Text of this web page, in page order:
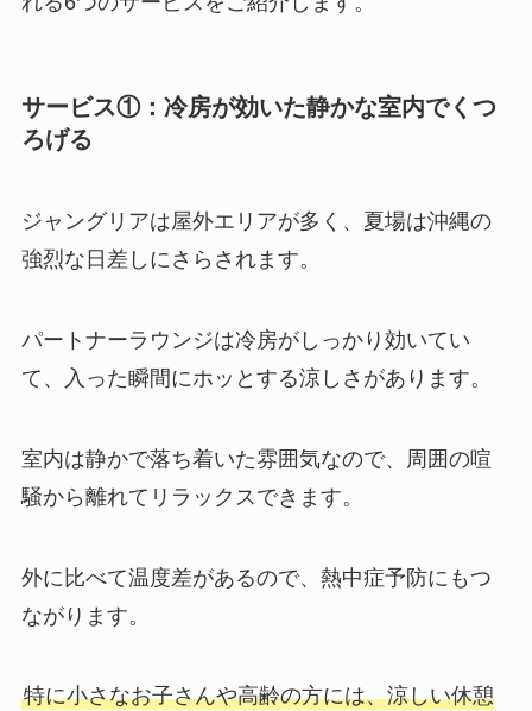
サービス①：冷房が効いた静かな室内でくつ
ろげる
ジャングリアは屋外エリアが多く、夏場は沖縄の
強烈な日差しにさらされます。
パートナーラウンジは冷房がしっかり効いてい
て、入った瞬間にホッとする涼しさがあります。
室内は静かで落ち着いた雰囲気なので、周囲の喧
騒から離れてリラックスできます。
外に比べて温度差があるので、熱中症予防にもつ
ながります。
特に小さなお子さんや高齢の方には、涼しい休憩